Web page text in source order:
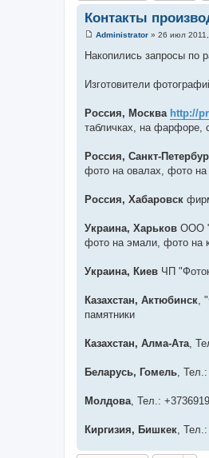
Контакты
о
е
е
Administrator » 26 июл
Накопились запросы по
Изготовители
Россия, Москва http://
табличках, на фарфоре,
Россия, Санкт-
фото на овалах, фото
Россия, Хабаровск
Украина, Харьков ООО
фото на эмали, фото на
Украина, Киев ЧП
Казахстан, Актюбинск,
памятники
Казахстан, Алма-Ата,
Беларусь, Гомель,
Молдова, Тел.:
Киргизия, Бишкек,